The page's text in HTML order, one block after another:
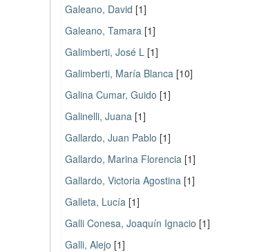
Galeano, David [1]
Galeano, Tamara [1]
Galimberti, José L [1]
Galimberti, María Blanca [10]
Galina Cumar, Guido [1]
Galinelli, Juana [1]
Gallardo, Juan Pablo [1]
Gallardo, Marina Florencia [1]
Gallardo, Victoria Agostina [1]
Galleta, Lucía [1]
Galli Conesa, Joaquín Ignacio [1]
Galli, Alejo [1]